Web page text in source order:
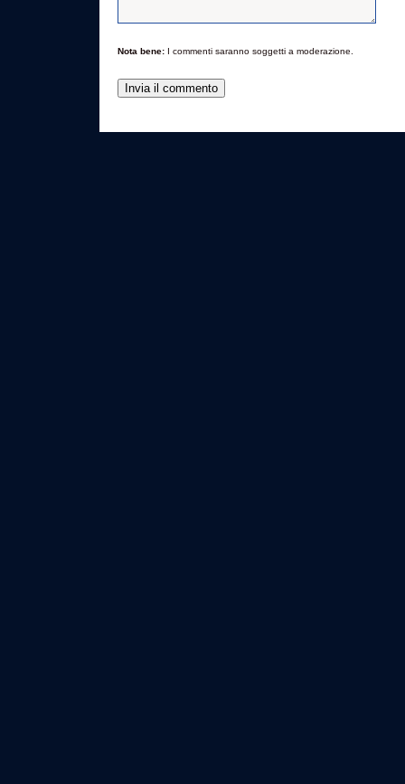
Nota bene: I commenti saranno soggetti a moderazione.